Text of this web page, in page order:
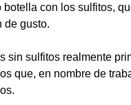
con los sulfitos,
de gusto.
sin sulfitos realmente
que, en nombre de